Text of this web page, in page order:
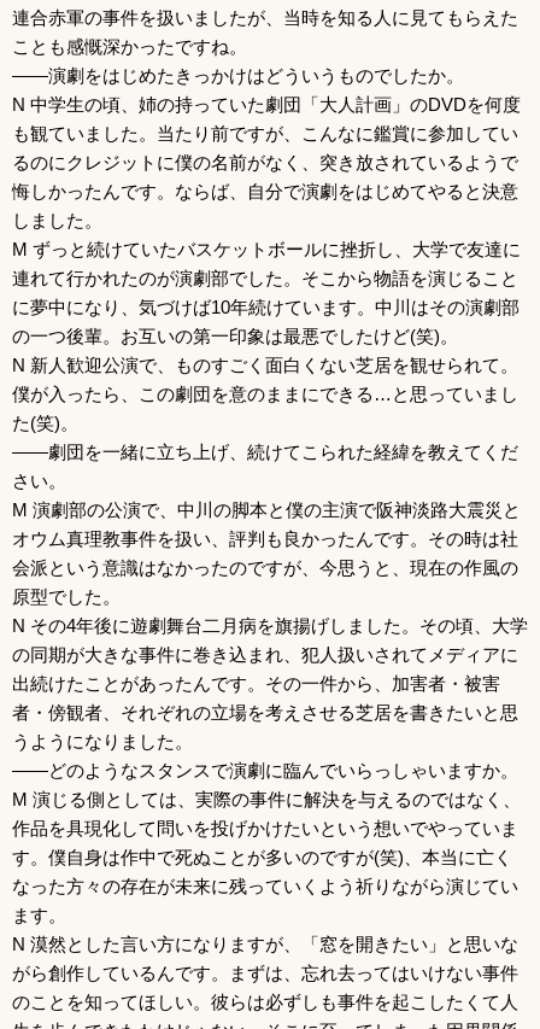
連合赤軍の事件を扱いましたが、当時を知る人に見てもらえた
ことも感慨深かったですね。
――演劇をはじめたきっかけはどういうものでしたか。
N 中学生の頃、姉の持っていた劇団「大人計画」のDVDを何度
も観ていました。当たり前ですが、こんなに鑑賞に参加してい
るのにクレジットに僕の名前がなく、突き放されているようで
悔しかったんです。ならば、自分で演劇をはじめてやると決意
しました。
M ずっと続けていたバスケットボールに挫折し、大学で友達に
連れて行かれたのが演劇部でした。そこから物語を演じること
に夢中になり、気づけば10年続けています。中川はその演劇部
の一つ後輩。お互いの第一印象は最悪でしたけど(笑)。
N 新人歓迎公演で、ものすごく面白くない芝居を観せられて。
僕が入ったら、この劇団を意のままにできる…と思っていまし
た(笑)。
――劇団を一緒に立ち上げ、続けてこられた経緯を教えてくだ
さい。
M 演劇部の公演で、中川の脚本と僕の主演で阪神淡路大震災と
オウム真理教事件を扱い、評判も良かったんです。その時は社
会派という意識はなかったのですが、今思うと、現在の作風の
原型でした。
N その4年後に遊劇舞台二月病を旗揚げしました。その頃、大学
の同期が大きな事件に巻き込まれ、犯人扱いされてメディアに
出続けたことがあったんです。その一件から、加害者・被害
者・傍観者、それぞれの立場を考えさせる芝居を書きたいと思
うようになりました。
――どのようなスタンスで演劇に臨んでいらっしゃいますか。
M 演じる側としては、実際の事件に解決を与えるのではなく、
作品を具現化して問いを投げかけたいという想いでやっていま
す。僕自身は作中で死ぬことが多いのですが(笑)、本当に亡く
なった方々の存在が未来に残っていくよう祈りながら演じてい
ます。
N 漠然とした言い方になりますが、「窓を開きたい」と思いな
がら創作しているんです。まずは、忘れ去ってはいけない事件
のことを知ってほしい。彼らは必ずしも事件を起こしたくて人